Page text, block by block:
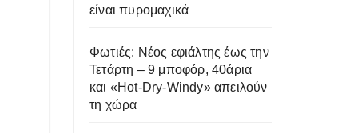
είναι πυρομαχικά
Φωτιές: Νέος εφιάλτης έως την
Τετάρτη – 9 μποφόρ, 40άρια
και «Hot-Dry-Windy» απειλούν
τη χώρα